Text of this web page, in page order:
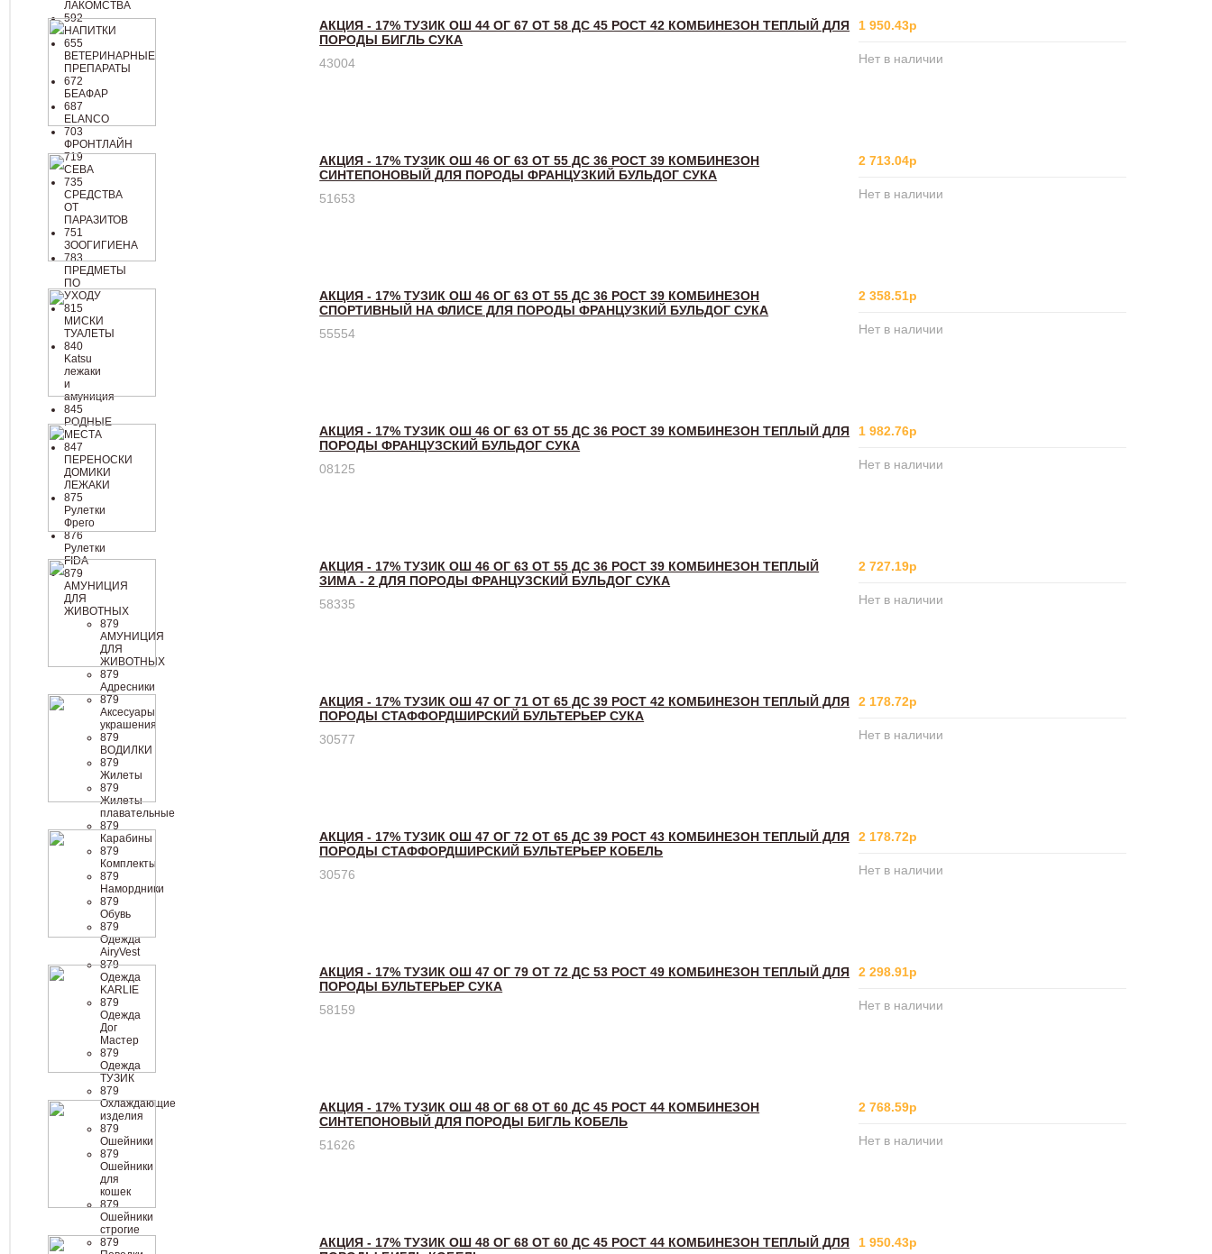
ЛАКОМСТВА
592
НАПИТКИ
655
ВЕТЕРИНАРНЫЕ
ПРЕПАРАТЫ
672
БЕАФАР
687
ELANCO
703
ФРОНТЛАЙН
719
СЕВА
735
СРЕДСТВА
ОТ
ПАРАЗИТОВ
751
ЗООГИГИЕНА
783
ПРЕДМЕТЫ
ПО
УХОДУ
815
МИСКИ
ТУАЛЕТЫ
840
Katsu
лежаки
и
амуниция
845
РОДНЫЕ
МЕСТА
847
ПЕРЕНОСКИ
ДОМИКИ
ЛЕЖАКИ
875
Рулетки
Фрего
876
Рулетки
FIDA
879
АМУНИЦИЯ
ДЛЯ
ЖИВОТНЫХ
879
АМУНИЦИЯ
ДЛЯ
ЖИВОТНЫХ
879
Адресники
879
Аксесуары
украшения
879
ВОДИЛКИ
879
Жилеты
879
Жилеты
плавательные
879
Карабины
879
Комплекты
879
Намордники
879
Обувь
879
Одежда
AiryVest
879
Одежда
KARLIE
879
Одежда
Дог
Мастер
879
Одежда
ТУЗИК
879
Охлаждающие
изделия
879
Ошейники
879
Ошейники
для
кошек
879
Ошейники
строгие
879
АКЦИЯ - 17% ТУЗИК ОШ 44 ОГ 67 ОТ 58 ДС 45 РОСТ 42 КОМБИНЕЗОН ТЕПЛЫЙ ДЛЯ
ПОРОДЫ БИГЛЬ СУКА
43004
1 950.43р
Нет в наличии
АКЦИЯ - 17% ТУЗИК ОШ 46 ОГ 63 ОТ 55 ДС 36 РОСТ 39 КОМБИНЕЗОН
СИНТЕПОНОВЫЙ ДЛЯ ПОРОДЫ ФРАНЦУЗКИЙ БУЛЬДОГ СУКА
51653
2 713.04р
Нет в наличии
АКЦИЯ - 17% ТУЗИК ОШ 46 ОГ 63 ОТ 55 ДС 36 РОСТ 39 КОМБИНЕЗОН
СПОРТИВНЫЙ НА ФЛИСЕ ДЛЯ ПОРОДЫ ФРАНЦУЗКИЙ БУЛЬДОГ СУКА
55554
2 358.51р
Нет в наличии
АКЦИЯ - 17% ТУЗИК ОШ 46 ОГ 63 ОТ 55 ДС 36 РОСТ 39 КОМБИНЕЗОН ТЕПЛЫЙ ДЛЯ
ПОРОДЫ ФРАНЦУЗСКИЙ БУЛЬДОГ СУКА
08125
1 982.76р
Нет в наличии
АКЦИЯ - 17% ТУЗИК ОШ 46 ОГ 63 ОТ 55 ДС 36 РОСТ 39 КОМБИНЕЗОН ТЕПЛЫЙ
ЗИМА - 2 ДЛЯ ПОРОДЫ ФРАНЦУЗСКИЙ БУЛЬДОГ СУКА
58335
2 727.19р
Нет в наличии
АКЦИЯ - 17% ТУЗИК ОШ 47 ОГ 71 ОТ 65 ДС 39 РОСТ 42 КОМБИНЕЗОН ТЕПЛЫЙ ДЛЯ
ПОРОДЫ СТАФФОРДШИРСКИЙ БУЛЬТЕРЬЕР СУКА
30577
2 178.72р
Нет в наличии
АКЦИЯ - 17% ТУЗИК ОШ 47 ОГ 72 ОТ 65 ДС 39 РОСТ 43 КОМБИНЕЗОН ТЕПЛЫЙ ДЛЯ
ПОРОДЫ СТАФФОРДШИРСКИЙ БУЛЬТЕРЬЕР КОБЕЛЬ
30576
2 178.72р
Нет в наличии
АКЦИЯ - 17% ТУЗИК ОШ 47 ОГ 79 ОТ 72 ДС 53 РОСТ 49 КОМБИНЕЗОН ТЕПЛЫЙ ДЛЯ
ПОРОДЫ БУЛЬТЕРЬЕР СУКА
58159
2 298.91р
Нет в наличии
АКЦИЯ - 17% ТУЗИК ОШ 48 ОГ 68 ОТ 60 ДС 45 РОСТ 44 КОМБИНЕЗОН
СИНТЕПОНОВЫЙ ДЛЯ ПОРОДЫ БИГЛЬ КОБЕЛЬ
51626
2 768.59р
Нет в наличии
АКЦИЯ - 17% ТУЗИК ОШ 48 ОГ 68 ОТ 60 ДС 45 РОСТ 44 КОМБИНЕЗОН ТЕПЛЫЙ ДЛЯ
1 950.43р